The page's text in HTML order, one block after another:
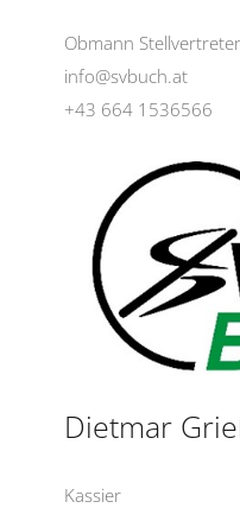
Obmann
info@svbuch.at
+43 664 1536566
Dietmar
Kassier